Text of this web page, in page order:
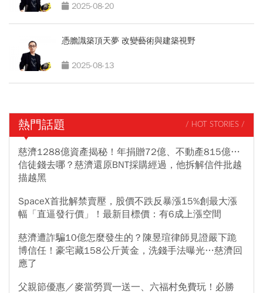
2025-08-20
憑膽識築頂天夢 改變藝術與建築視野
2025-08-13
熱門話題 / HOT STORIES /
慈濟1288億資產揭秘！年捐贈72億、不動產815億…
信徒錢去哪？慈濟還原BNT採購經過，他拆解信件批越
描越黑
SpaceX首批解禁賣壓，股價不跌反暴漲15%創最大漲
幅「直逼發行價」！最新目標價：有6成上漲空間
慈濟遭詐騙10億怎麼發生的？陳昱瑄律師見證嚴下跪
博信任！豪宅藏158公斤黃金，洗錢手法曝光…慈濟回
應了
父親節優惠／麥當勞買一送一、六福村免費玩！必勝